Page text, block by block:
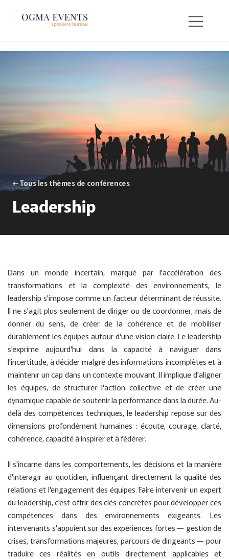
← Tous les thèmes de conférences
Leadership
Dans un monde incertain, marqué par l'accélération des
transformations et la complexité des environnements, le
leadership s'impose comme un facteur déterminant de réussite.
Il ne s'agit plus seulement de diriger ou de coordonner, mais de
donner du sens, de créer de la cohérence et de mobiliser
durablement les équipes autour d'une vision claire. Le leadership
s'exprime aujourd'hui dans la capacité à naviguer dans
l'incertitude, à décider malgré des informations incomplètes et à
maintenir un cap dans un contexte mouvant. Il implique d'aligner
les équipes, de structurer l'action collective et de créer une
dynamique capable de soutenir la performance dans la durée. Au-
delà des compétences techniques, le leadership repose sur des
dimensions profondément humaines : écoute, courage, clarté,
cohérence, capacité à inspirer et à fédérer.
Il s'incarne dans les comportements, les décisions et la manière
d'interagir au quotidien, influençant directement la qualité des
relations et l'engagement des équipes. Faire intervenir un expert
du leadership, c'est offrir des clés concrètes pour développer ces
compétences dans des environnements exigeants. Les
intervenants s'appuient sur des expériences fortes — gestion de
crises, transformations majeures, parcours de dirigeants — pour
traduire ces réalités en outils directement applicables et